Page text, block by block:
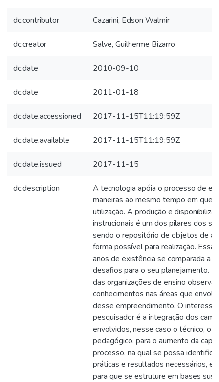
dc.contributor Cazarini, Edson Walmir
dc.creator Salve, Guilherme Bizarro
dc.date 2010-09-10
dc.date 2011-01-18
dc.date.accessioned 2017-11-15T11:19:59Z
dc.date.available 2017-11-15T11:19:59Z
dc.date.issued 2017-11-15
dc.description
A tecnologia apóia o processo de
maneiras ao mesmo tempo em que
utilização. A produção e
instrucionais é um dos pilares dos
sendo o repositório de objetos de
forma possível para realização. Essa
anos de existência se comparada a
desafios para o seu planejamento.
das organizações de ensino
conhecimentos nas áreas que
desse empreendimento. O
pesquisador é a integração dos
envolvidos, nesse caso o técnico, o
pedagógico, para o aumento da
processo, na qual se possa
práticas e resultados necessários,
para que se estruture em bases